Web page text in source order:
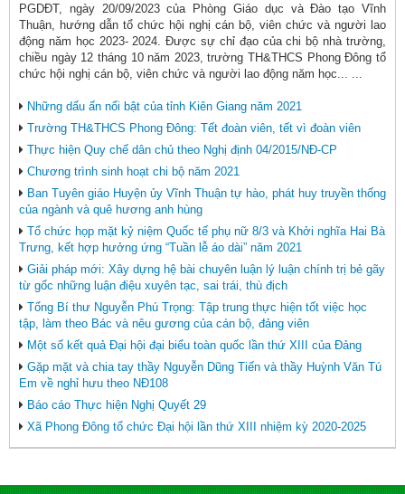
PGDĐT, ngày 20/09/2023 của Phòng Giáo dục và Đào tạo Vĩnh
Thuận, hướng dẫn tổ chức hội nghị cán bộ, viên chức và người lao
động năm học 2023- 2024. Được sự chỉ đạo của chi bộ nhà trường,
chiều ngày 12 tháng 10 năm 2023, trường TH&THCS Phong Đông tổ
chức hội nghị cán bộ, viên chức và người lao động năm học... ...
Những dấu ấn nổi bật của tỉnh Kiên Giang năm 2021
Trường TH&THCS Phong Đông: Tết đoàn viên, tết vì đoàn viên
Thực hiện Quy chế dân chủ theo Nghị định 04/2015/NĐ-CP
Chương trình sinh hoạt chi bộ năm 2021
Ban Tuyên giáo Huyện ủy Vĩnh Thuận tự hào, phát huy truyền thống
của ngành và quê hương anh hùng
Tổ chức họp mặt kỷ niệm Quốc tế phụ nữ 8/3 và Khởi nghĩa Hai Bà
Trưng, kết hợp hưởng ứng “Tuần lễ áo dài” năm 2021
Giải pháp mới: Xây dựng hệ bài chuyên luận lý luận chính trị bẻ gãy
từ gốc những luận điệu xuyên tạc, sai trái, thù địch
Tổng Bí thư Nguyễn Phú Trọng: Tập trung thực hiện tốt việc học
tập, làm theo Bác và nêu gương của cán bộ, đảng viên
Một số kết quả Đại hội đại biểu toàn quốc lần thứ XIII của Đảng
Gặp mặt và chia tay thầy Nguyễn Dũng Tiến và thầy Huỳnh Văn Tú
Em về nghỉ hưu theo NĐ108
Báo cáo Thực hiện Nghị Quyết 29
Xã Phong Đông tổ chức Đại hội lần thứ XIII nhiệm kỳ 2020-2025